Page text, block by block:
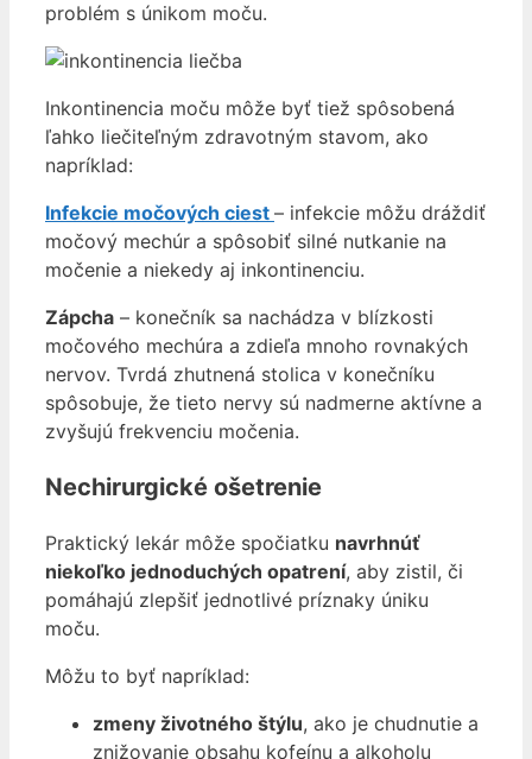
problém s únikom moču.
Inkontinencia moču môže byť tiež spôsobená
ľahko liečiteľným zdravotným stavom, ako
napríklad:
Infekcie močových ciest – infekcie môžu dráždiť
močový mechúr a spôsobiť silné nutkanie na
močenie a niekedy aj inkontinenciu.
Zápcha – konečník sa nachádza v blízkosti
močového mechúra a zdieľa mnoho rovnakých
nervov. Tvrdá zhutnená stolica v konečníku
spôsobuje, že tieto nervy sú nadmerne aktívne a
zvyšujú frekvenciu močenia.
Nechirurgické ošetrenie
Praktický lekár môže spočiatku navrhnúť
niekoľko jednoduchých opatrení, aby zistil, či
pomáhajú zlepšiť jednotlivé príznaky úniku
moču.
Môžu to byť napríklad:
zmeny životného štýlu, ako je chudnutie a
znižovanie obsahu kofeínu a alkoholu